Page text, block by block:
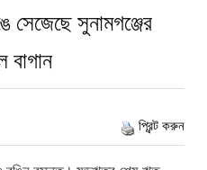
সুনামগঞ্জের
বাগান
প্রিন্ট করুন